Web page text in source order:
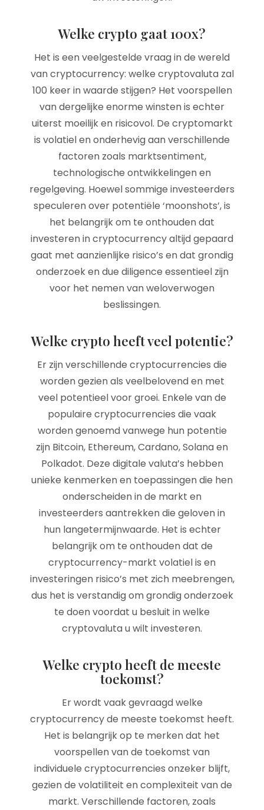
Welke crypto gaat 100x?
Het is een veelgestelde vraag in de wereld
van cryptocurrency: welke cryptovaluta zal
100 keer in waarde stijgen? Het voorspellen
van dergelijke enorme winsten is echter
uiterst moeilijk en risicovol. De cryptomarkt
is volatiel en onderhevig aan verschillende
factoren zoals marktsentiment,
technologische ontwikkelingen en
regelgeving. Hoewel sommige investeerders
speculeren over potentiële ‘moonshots’, is
het belangrijk om te onthouden dat
investeren in cryptocurrency altijd gepaard
gaat met aanzienlijke risico’s en dat grondig
onderzoek en due diligence essentieel zijn
voor het nemen van weloverwogen
beslissingen.
Welke crypto heeft veel potentie?
Er zijn verschillende cryptocurrencies die
worden gezien als veelbelovend en met
veel potentieel voor groei. Enkele van de
populaire cryptocurrencies die vaak
worden genoemd vanwege hun potentie
zijn Bitcoin, Ethereum, Cardano, Solana en
Polkadot. Deze digitale valuta’s hebben
unieke kenmerken en toepassingen die hen
onderscheiden in de markt en
investeerders aantrekken die geloven in
hun langetermijnwaarde. Het is echter
belangrijk om te onthouden dat de
cryptocurrency-markt volatiel is en
investeringen risico’s met zich meebrengen,
dus het is verstandig om grondig onderzoek
te doen voordat u besluit in welke
cryptovaluta u wilt investeren.
Welke crypto heeft de meeste
toekomst?
Er wordt vaak gevraagd welke
cryptocurrency de meeste toekomst heeft.
Het is belangrijk op te merken dat het
voorspellen van de toekomst van
individuele cryptocurrencies onzeker blijft,
gezien de volatiliteit en complexiteit van de
markt. Verschillende factoren, zoals